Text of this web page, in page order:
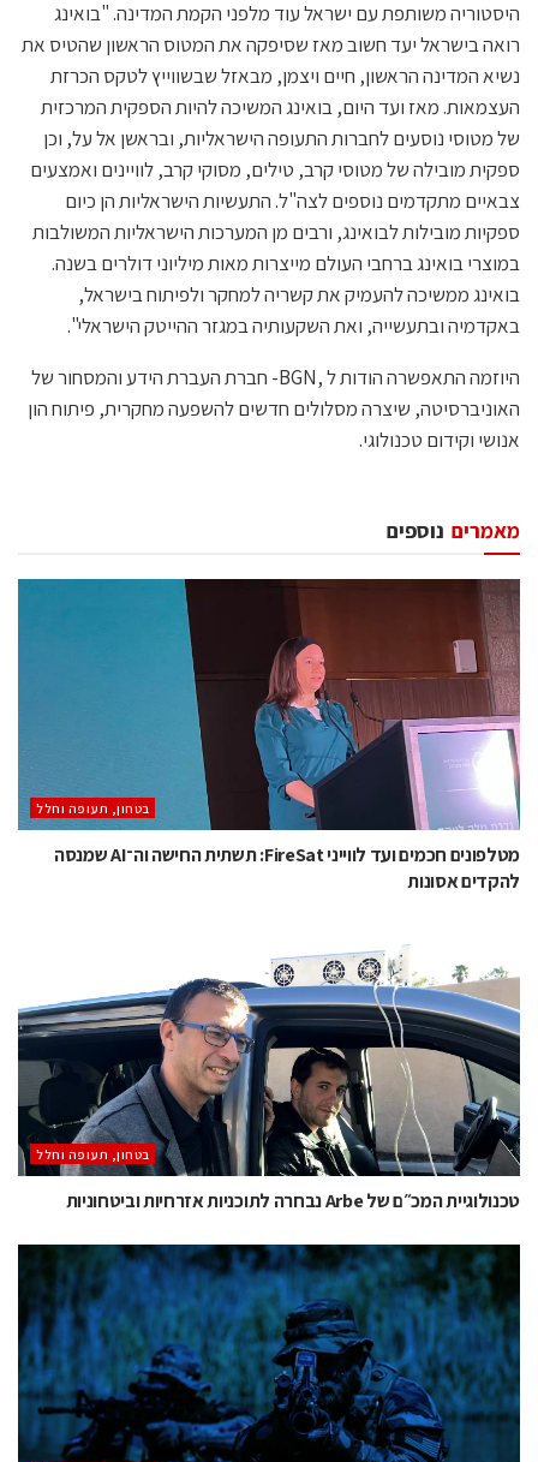
היסטוריה משותפת עם ישראל עוד מלפני הקמת המדינה. "בואינג
רואה בישראל יעד חשוב מאז שסיפקה את המטוס הראשון שהטיס את
נשיא המדינה הראשון, חיים ויצמן, מבאזל שבשווייץ לטקס הכרזת
העצמאות. מאז ועד היום, בואינג המשיכה להיות הספקית המרכזית
של מטוסי נוסעים לחברות התעופה הישראליות, ובראשן אל על, וכן
ספקית מובילה של מטוסי קרב, טילים, מסוקי קרב, לוויינים ואמצעים
צבאיים מתקדמים נוספים לצה"ל. התעשיות הישראליות הן כיום
ספקיות מובילות לבואינג, ורבים מן המערכות הישראליות המשולבות
במוצרי בואינג ברחבי העולם מייצרות מאות מיליוני דולרים בשנה.
בואינג ממשיכה להעמיק את קשריה למחקר ולפיתוח בישראל,
באקדמיה ובתעשייה, ואת השקעותיה במגזר ההייטק הישראלי".
היוזמה התאפשרה הודות ל ,BGN- חברת העברת הידע והמסחור של
האוניברסיטה, שיצרה מסלולים חדשים להשפעה מחקרית, פיתוח הון
אנושי וקידום טכנולוגי.
נוספים מאמרים
בטחון, תעופה וחלל
מטלפונים חכמים ועד לווייני FireSat: תשתית החישה וה־AI שמנסה
להקדים אסונות
בטחון, תעופה וחלל
טכנולוגיית המכ״ם של Arbe נבחרה לתוכניות אזרחיות וביטחוניות